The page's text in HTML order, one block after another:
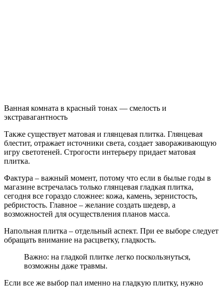
Ванная комната в красный тонах — смелость и
экстравагантность
Также существует матовая и глянцевая плитка. Глянцевая
блестит, отражает источники света, создает завораживающую
игру светотеней. Строгости интерьеру придает матовая
плитка.
Фактура – важный момент, потому что если в былые годы в
магазине встречалась только глянцевая гладкая плитка,
сегодня все гораздо сложнее: кожа, камень, зернистость,
ребристость. Главное – желание создать шедевр, а
возможностей для осуществления планов масса.
Напольная плитка – отдельный аспект. При ее выборе следует
обращать внимание на расцветку, гладкость.
Важно: на гладкой плитке легко поскользнуться,
возможны даже травмы.
Если все же выбор пал именно на гладкую плитку, нужно